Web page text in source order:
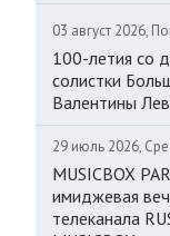
03 август 2026,
100-летия со
солистки
Валентины
29 июль 2026,
MUSICBOX
имиджевая
телеканала